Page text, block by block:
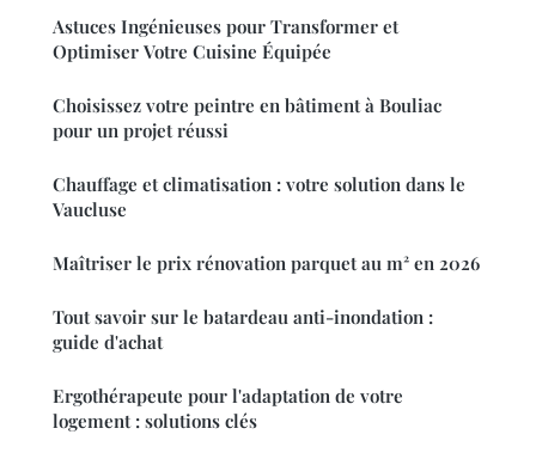
Astuces Ingénieuses pour Transformer et
Optimiser Votre Cuisine Équipée
Choisissez votre peintre en bâtiment à Bouliac
pour un projet réussi
Chauffage et climatisation : votre solution dans le
Vaucluse
Maîtriser le prix rénovation parquet au m² en 2026
Tout savoir sur le batardeau anti-inondation :
guide d'achat
Ergothérapeute pour l'adaptation de votre
logement : solutions clés